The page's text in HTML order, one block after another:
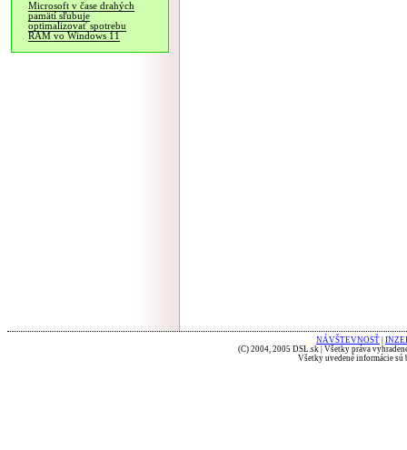
Microsoft v čase drahých
pamätí sľubuje
optimalizovať spotrebu
RAM vo Windows 11
NÁVŠTEVNOSŤ
(C) 2004, 2005 DSL.sk | Všetky práva
Všetky uvedené informácie sú